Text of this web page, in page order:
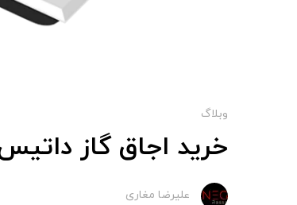
وبلاگ
خرید اجاق گاز
علیرضا مغاری